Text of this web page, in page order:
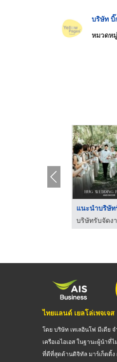
บริษัท บิ๊
หมวดห
ไทยแลนด์ เยลโล่เพจเจส
โดย บริษัท เทเลอินโฟ มีเดีย
เครือเอไอเอส ในฐานะผู้นำ
ที่ดีที่สุดด้านดิจิทัล มาร์เก็ตติ้ง